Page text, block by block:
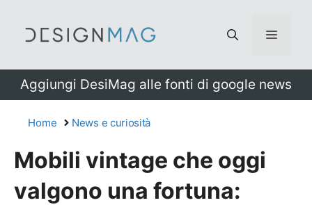
Menu
Aggiungi DesiMag alle fonti di google news
Home News e curiosità
Mobili vintage che oggi
valgono una fortuna: